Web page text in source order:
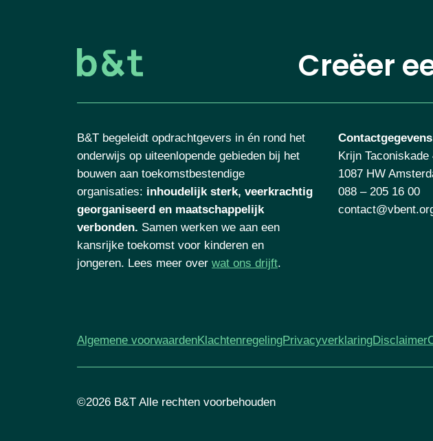
Creëer
B&T begeleidt opdrachtgevers in én rond het
onderwijs op uiteenlopende gebieden bij het
bouwen aan toekomstbestendige
organisaties: inhoudelijk sterk, veerkrachtig
georganiseerd en maatschappelijk
verbonden. Samen werken we aan een
kansrijke toekomst voor kinderen en
jongeren. Lees meer over wat ons drijft.
Contactgegevens
Krijn Taconiskade
1087 HW
088 – 205 16 00
Algemene voorwaardenKlachtenregelingPrivacyverklaringDisclaimer
©2026 B&T Alle rechten voorbehouden